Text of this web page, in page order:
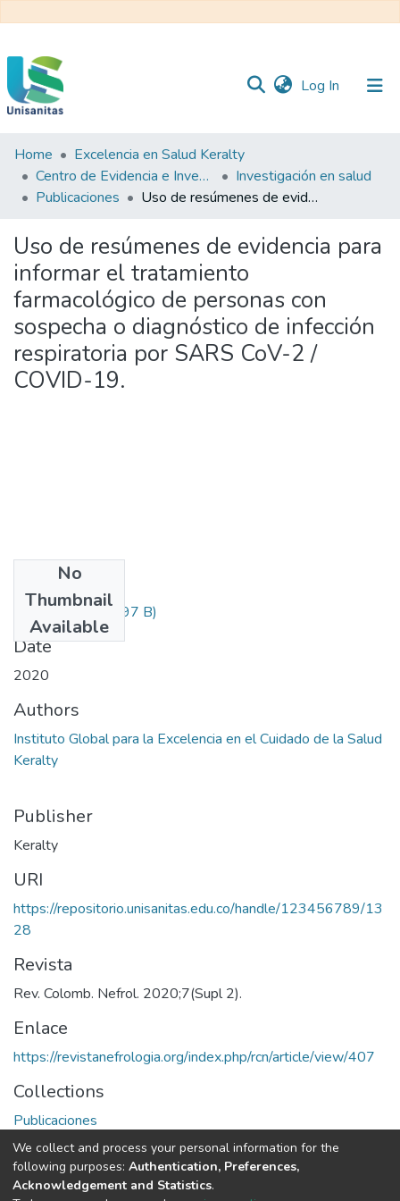
Log In (current)
Inicio
Web
Unisanitas
Web
Home
Excelencia en Salud Keralty
Centro de Evidencia e Investigación para las Decisiones en Salud – CEIDS
Investigación en salud
Publicaciones
Uso de resúmenes de evidencia para informar el tratamiento farmacológico de personas con sospecha o diagnóstico de infección respiratoria por SARS CoV-2 / COVID-19.
Uso de resúmenes de evidencia para
informar el tratamiento
farmacológico de personas con
sospecha o diagnóstico de infección
respiratoria por SARS CoV-2 /
COVID-19.
No
Thumbnail
Available
Informacion.txt(297 B)
Date
2020
Authors
Instituto Global para la Excelencia en el Cuidado de la Salud
Keralty
Publisher
Keralty
URI
https://repositorio.unisanitas.edu.co/handle/123456789/13
28
Revista
Rev. Colomb. Nefrol. 2020;7(Supl 2).
Enlace
https://revistanefrologia.org/index.php/rcn/article/view/407
Collections
Publicaciones
Full item page
We collect and process your personal information for the
following purposes: Authentication, Preferences,
Acknowledgement and Statistics.